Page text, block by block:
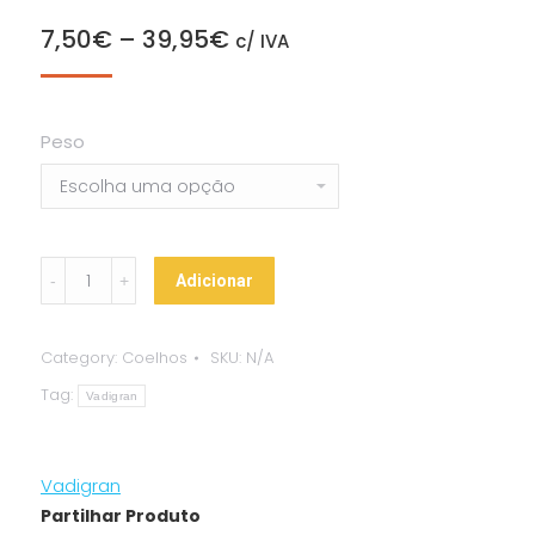
7,50€ – 39,95€ c/ IVA
Peso
Vadigran
Terra
Alimento
p/
quantity
Adicionar
Category: Coelhos SKU: N/A
Tag:
Vadigran
Vadigran
Partilhar Produto